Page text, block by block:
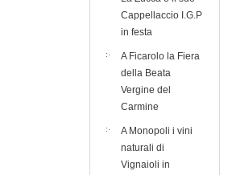
Cappellaccio I.G.P
in festa
A Ficarolo la Fiera
della Beata
Vergine del
Carmine
A Monopoli i vini
naturali di
Vignaioli in